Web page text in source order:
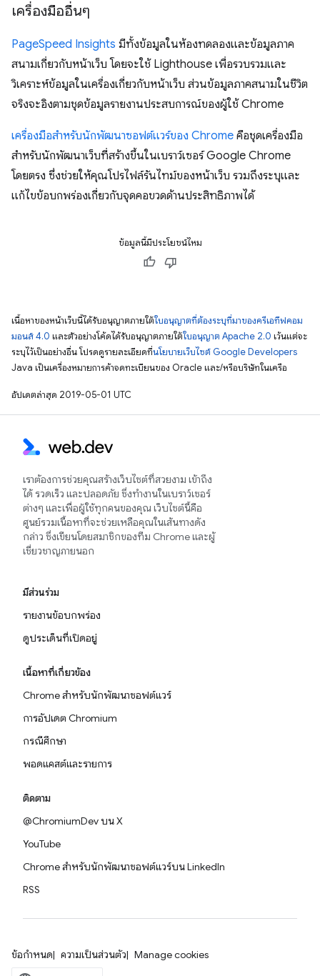
เครื่องมืออื่นๆ
PageSpeed Insights มีทั้งข้อมูลในห้องทดลองและข้อมูลภาค
สนามเกี่ยวกับหน้าเว็บ โดยจะใช้ Lighthouse เพื่อรวบรวมและ
วิเคราะห์ข้อมูลในเครื่องเกี่ยวกับหน้าเว็บ ส่วนข้อมูลภาคสนามในชีวิต
จริงจะอิงตามชุดข้อมูลรายงานประสบการณ์ของผู้ใช้ Chrome
เครื่องมือสําหรับนักพัฒนาซอฟต์แวร์ของ Chrome คือชุดเครื่องมือ
สําหรับนักพัฒนาเว็บที่สร้างขึ้นในเบราว์เซอร์ Google Chrome
โดยตรง ซึ่งช่วยให้คุณโปรไฟล์รันไทม์ของหน้าเว็บ รวมถึงระบุและ
แก้ไขข้อบกพร่องเกี่ยวกับจุดคอขวดด้านประสิทธิภาพได้
ข้อมูลนี้มีประโยชน์ไหม
เนื้อหาของหน้าเว็บนี้ได้รับอนุญาตภายใต้ใบอนุญาตที่ต้องระบุที่มาของครีเอทีฟคอม
มอนส์ 4.0 และตัวอย่างโค้ดได้รับอนุญาตภายใต้ใบอนุญาต Apache 2.0 เว้นแต่จะ
ระบุไว้เป็นอย่างอื่น โปรดดูรายละเอียดที่นโยบายเว็บไซต์ Google Developers
Java เป็นเครื่องหมายการค้าจดทะเบียนของ Oracle และ/หรือบริษัทในเครือ
อัปเดตล่าสุด 2019-05-01 UTC
เราต้องการช่วยคุณสร้างเว็บไซต์ที่สวยงาม เข้าถึง
ได้ รวดเร็ว และปลอดภัย ซึ่งทำงานในเบราว์เซอร์
ต่างๆ และเพื่อผู้ใช้ทุกคนของคุณ เว็บไซต์นี้คือ
ศูนย์รวมเนื้อหาที่จะช่วยเหลือคุณในเส้นทางดัง
กล่าว ซึ่งเขียนโดยสมาชิกของทีม Chrome และผู้
เชี่ยวชาญภายนอก
มีส่วนร่วม
รายงานข้อบกพร่อง
ดูประเด็นที่เปิดอยู่
เนื้อหาที่เกี่ยวข้อง
Chrome สำหรับนักพัฒนาซอฟต์แวร์
การอัปเดต Chromium
กรณีศึกษา
พอดแคสต์และรายการ
ติดตาม
@ChromiumDev บน X
YouTube
Chrome สำหรับนักพัฒนาซอฟต์แวร์บน LinkedIn
RSS
ข้อกำหนด ความเป็นส่วนตัว Manage cookies